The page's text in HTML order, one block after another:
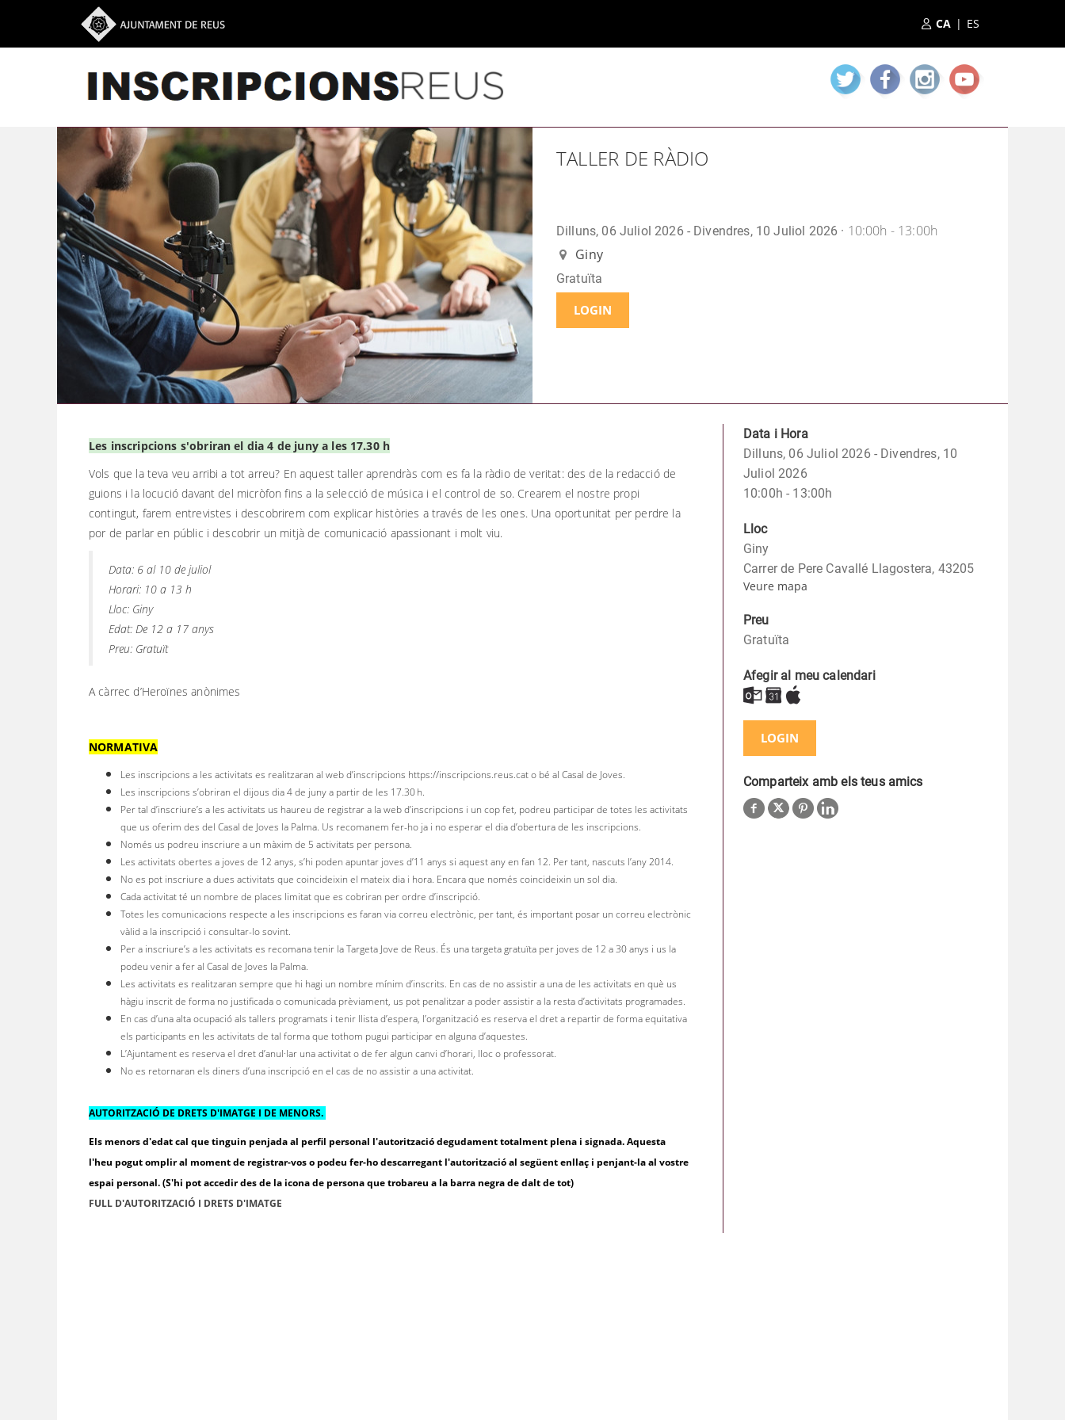
|
TALLER DE RÀDIO
Dilluns, 06 Juliol 2026 - Divendres, 10 Juliol 2026 · 10:00h - 13:00h
Giny
Gratuïta
LOGIN
Les inscripcions s'obriran el dia 4 de juny a les 17.30 h
Vols que la teva veu arribi a tot arreu? En aquest taller aprendràs com es fa la ràdio de veritat: des de la redacció de
guions i la locució davant del micròfon fins a laselecció de música i el control de so. Crearem el nostre propi
contingut, farem entrevistes i descobrirem com explicar històries a través de les ones. Una oportunitat per perdre la
por de parlar en públic i descobrir un mitjà de comunicació apassionant i molt viu.
Data: 6 al 10 de juliol
Horari: 10 a 13 h
Lloc: Giny
Edat: De 12 a 17 anys
Preu: Gratuït
A càrrec d’Heroïnes anònimes
NORMATIVA
Les inscripcions a les activitats es realitzaran al web d’inscripcions https://inscripcions.reus.cat o bé al Casal de Joves.
Les inscripcions s’obriran el dijous dia 4 de juny a partir de les 17.30 h.
Per tal d’inscriure’s a les activitats us haureu de registrar a la web d’inscripcions i un cop fet, podreu participar de totes les activitats
que us oferim des del Casal de Joves la Palma. Us recomanem fer-ho ja i no esperar el dia d’obertura de les inscripcions.
Només us podreu inscriure a un màxim de 5 activitats per persona.
Les activitats obertes a joves de 12 anys, s’hi poden apuntar joves d’11 anys si aquest any en fan 12. Per tant, nascuts l’any 2014.
No es pot inscriure a dues activitats que coincideixin el mateix dia i hora. Encara que només coincideixin un sol dia.
Cada activitat té un nombre de places limitat que es cobriran per ordre d’inscripció.
Totes les comunicacions respecte a les inscripcions es faran via correu electrònic, per tant, és important posar un correu electrònic
vàlid a la inscripció i consultar-lo sovint.
Per a inscriure’s a les activitats es recomana tenir la Targeta Jove de Reus. És una targeta gratuïta per joves de 12 a 30 anys i us la
podeu venir a fer al Casal de Joves la Palma.
Les activitats es realitzaran sempre que hi hagi un nombre mínim d’inscrits. En cas de no assistir a una de les activitats en què us
hàgiu inscrit de forma no justificada o comunicada prèviament, us pot penalitzar a poder assistir a la resta d’activitats programades.
En cas d’una alta ocupació als tallers programats i tenir llista d’espera, l’organització es reserva el dret a repartir de forma equitativa
els participants en les activitats de tal forma que tothom pugui participar en alguna d’aquestes.
L’Ajuntament es reserva el dret d’anul·lar una activitat o de fer algun canvi d’horari, lloc o professorat.
No es retornaran els diners d’una inscripció en el cas de no assistir a una activitat.
AUTORITZACIÓ DE DRETS D'IMATGE I DE MENORS.
Els menors d'edat cal que tinguin penjada al perfil personal l'autorització degudament totalment plena i signada. Aquesta
l'heu pogut omplir al moment de registrar-vos o podeu fer-ho descarregant l'autorització al següent enllaç i penjant-la al vostre
espai personal. (S'hi pot accedir des de la icona de persona que trobareu a la barra negra de dalt de tot)
FULL D'AUTORITZACIÓ I DRETS D'IMATGE
Data i Hora
Dilluns, 06 Juliol 2026 - Divendres, 10
Juliol 2026
10:00h - 13:00h
Lloc
Giny
Carrer de Pere Cavallé Llagostera, 43205
Veure mapa
Preu
Gratuïta
Afegir al meu calendari
LOGIN
Comparteix amb els teus amics